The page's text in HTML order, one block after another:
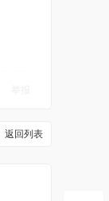
返回列表